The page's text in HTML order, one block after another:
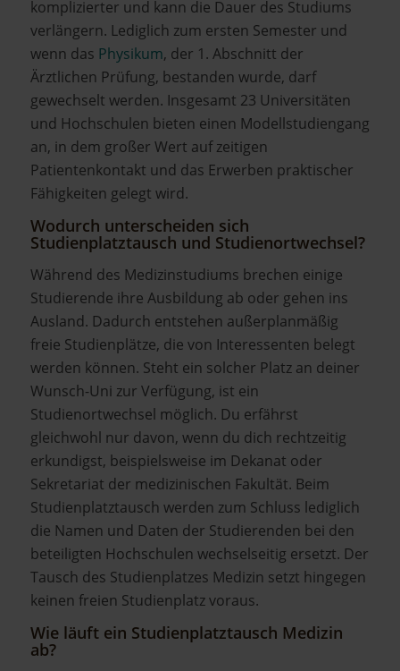
komplizierter und kann die Dauer des Studiums
verlängern. Lediglich zum ersten Semester und
wenn das Physikum, der 1. Abschnitt der
Ärztlichen Prüfung, bestanden wurde, darf
gewechselt werden. Insgesamt 23 Universitäten
und Hochschulen bieten einen Modellstudiengang
an, in dem großer Wert auf zeitigen
Patientenkontakt und das Erwerben praktischer
Fähigkeiten gelegt wird.
Wodurch unterscheiden sich
Studienplatztausch und Studienortwechsel?
Während des Medizinstudiums brechen einige
Studierende ihre Ausbildung ab oder gehen ins
Ausland. Dadurch entstehen außerplanmäßig
freie Studienplätze, die von Interessenten belegt
werden können. Steht ein solcher Platz an deiner
Wunsch-Uni zur Verfügung, ist ein
Studienortwechsel möglich. Du erfährst
gleichwohl nur davon, wenn du dich rechtzeitig
erkundigst, beispielsweise im Dekanat oder
Sekretariat der medizinischen Fakultät. Beim
Studienplatztausch werden zum Schluss lediglich
die Namen und Daten der Studierenden bei den
beteiligten Hochschulen wechselseitig ersetzt. Der
Tausch des Studienplatzes Medizin setzt hingegen
keinen freien Studienplatz voraus.
Wie läuft ein Studienplatztausch Medizin
ab?